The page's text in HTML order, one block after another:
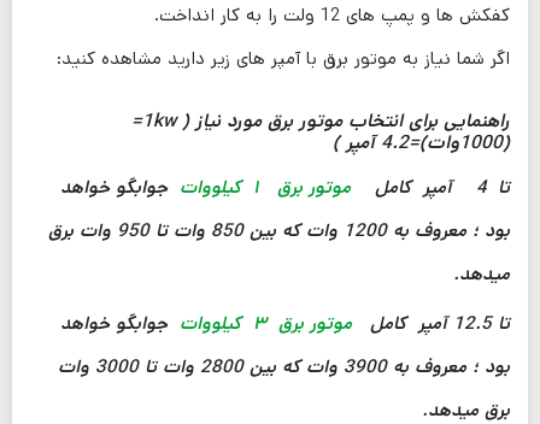
کفکش ها و پمپ های 12 ولت را به کار انداخت.
اگر شما نیاز به موتور برق با آمپر های زیر دارید مشاهده کنید:
راهنمایی برای انتخاب موتور برق مورد نیاز ( 1kw=
(1000وات)=4.2 آمپر )
تا 4 آمپر کامل موتور برق ۱ کیلووات
جوابگو خواهد
بود ؛ معروف به 1200 وات که بین 850 وات تا 950 وات برق
میدهد.
تا 12.5 آمپر کامل
موتور برق ۳ کیلووات
جوابگو خواهد
بود ؛ معروف به 3900 وات که بین 2800 وات تا 3000 وات
برق میدهد.